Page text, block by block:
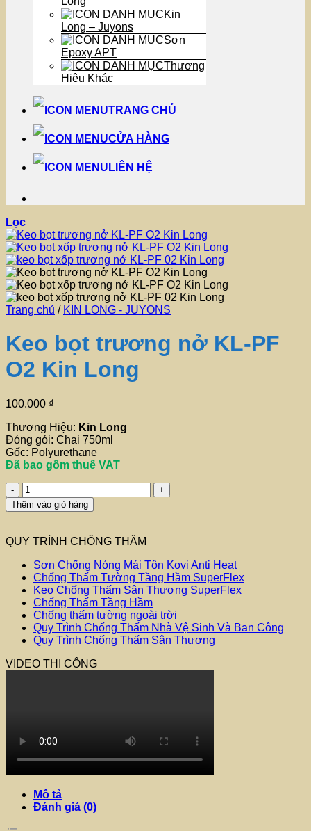
Kin
Long – Juyons
Sơn
Epoxy APT
Thương
Hiệu Khác
TRANG CHỦ
CỬA HÀNG
LIÊN HỆ
Lọc
Trang chủ / KIN LONG - JUYONS
Keo bọt trương nở KL-PF
O2 Kin Long
100.000 ₫
Thương Hiệu: Kin Long
Đóng gói: Chai 750ml
Gốc: Polyurethane
Đã bao gồm thuế VAT
Keo
bọt
trương
KL-
O2
Kin
Long
số
lượng
Thêm vào giỏ hàng
QUY TRÌNH CHỐNG THẤM
Sơn Chống Nóng Mái Tôn Kovi Anti Heat
Chống Thấm Tường Tầng Hầm SuperFlex
Keo Chống Thấm Sân Thượng SuperFlex
Chống Thấm Tầng Hầm
Chống thấm tường ngoài trời
Quy Trình Chống Thấm Nhà Vệ Sinh Và Ban Công
Quy Trình Chống Thấm Sân Thượng
VIDEO THI CÔNG
Mô tả
Đánh giá (0)